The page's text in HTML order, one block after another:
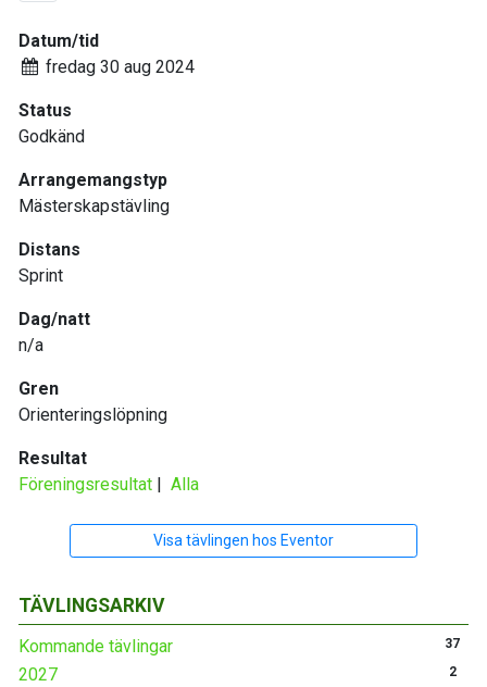
TÄVLINGSARKIV
Kommande tävlingar 37
2027 2
Datum/tid
fredag 30 aug 2024
Status
Godkänd
Arrangemangstyp
Mästerskapstävling
Distans
Sprint
Dag/natt
n/a
Gren
Orienteringslöpning
Resultat
Föreningsresultat | Alla
Visa tävlingen hos Eventor